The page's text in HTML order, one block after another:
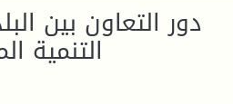
دور التعاون بين
التنمية